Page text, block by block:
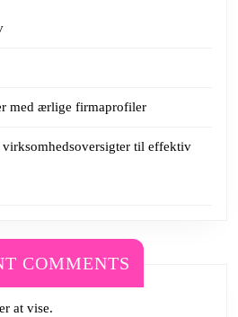
med ærlige firmaprofiler
virksomhedsoversigter til effektiv
COMMENTS
at vise.